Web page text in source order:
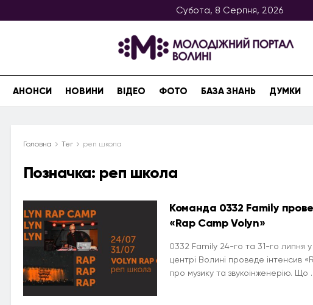
Субота, 8 Серпня, 2026
АНОНСИ НОВИНИ ВІДЕО ФОТО БАЗА ЗНАНЬ ДУМКИ
Головна Тег реп школа
Позначка: реп школа
Команда 0332 Family
«Rap Camp Volyn»
0332 Family 24-го та 31-го липня
центрі Волині проведе інтенсив
про музику та звукоінженерію. Що